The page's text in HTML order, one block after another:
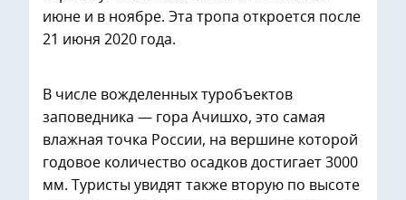
июне и в ноябре. Эта тропа откроется после
21 июня 2020 года.
В числе вожделенных туробъектов
заповедника — гора Ачишхо, это самая
влажная точка России, на вершине которой
годовое количество осадков достигает 3000
мм. Туристы увидят также вторую по высоте